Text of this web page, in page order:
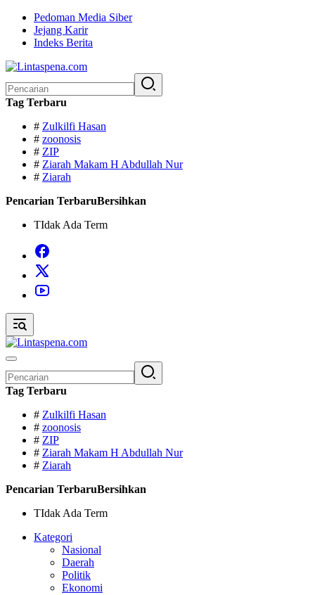
Langsung
konten
Pedoman Media Siber
Jejang Karir
Indeks Berita
untuk:
Tag Terbaru
# Zulkilfi Hasan
# zoonosis
# ZIP
# Ziarah Makam H Abdullah Nur
# Ziarah
Pencarian TerbaruBersihkan
TIdak Ada Term
untuk:
Tag Terbaru
# Zulkilfi Hasan
# zoonosis
# ZIP
# Ziarah Makam H Abdullah Nur
# Ziarah
Pencarian TerbaruBersihkan
TIdak Ada Term
Kategori
Nasional
Daerah
Politik
Ekonomi